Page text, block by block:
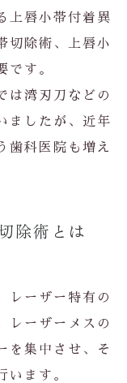
上唇小帯付着異
切除術、上唇小
です。
は湾刃刀などの
ましたが、近年
歯科医院も増え
除術とは
レーザー特有の
レーザーメスの
を集中させ、そ
います。